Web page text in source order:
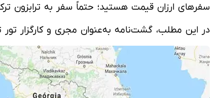
سفرهای ارزان قیمت هستید؛ حتماً سفر به ترابزون
در این مطلب، گشت‌نامه به‌عنوان مجری و کارگزار تور